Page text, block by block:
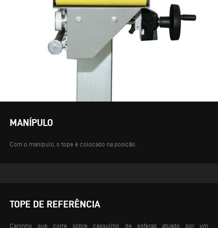
MANÍPULO
Com o manípulo, o tope é colocado na posição.
TOPE DE REFERÊNCIA
Carrinho que corre sobre casquilho de esferas atuado por um